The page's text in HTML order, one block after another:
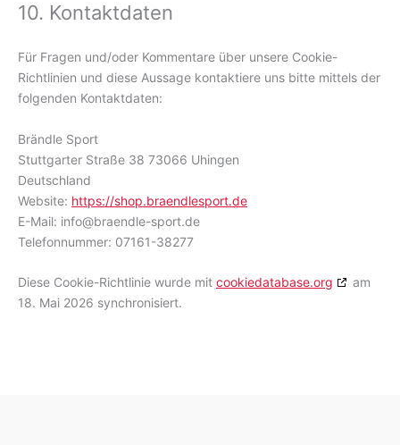
10. Kontaktdaten
Für Fragen und/oder Kommentare über unsere Cookie-
Richtlinien und diese Aussage kontaktiere uns bitte mittels der
folgenden Kontaktdaten:
Brändle Sport
Stuttgarter Straße 38 73066 Uhingen
Deutschland
Website: https://shop.braendlesport.de
E-Mail: info@braendle-sport.de
Telefonnummer: 07161-38277
Diese Cookie-Richtlinie wurde mit cookiedatabase.org
am
18. Mai 2026 synchronisiert.